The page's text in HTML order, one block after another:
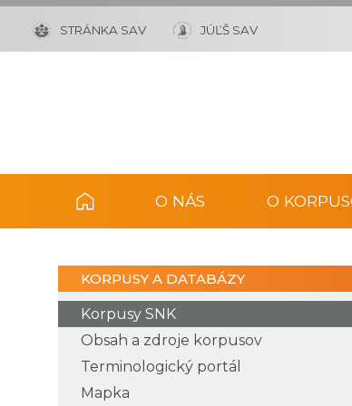
STRÁNKA SAV JÚĽŠ SAV
O NÁS O
KORPUSY A DATABÁZY
Korpusy SNK
Obsah a zdroje korpusov
Terminologický portál
Mapka